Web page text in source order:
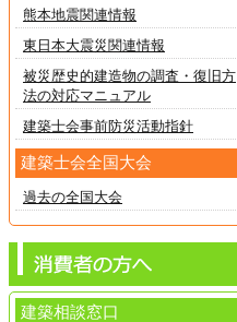
熊本地震関連情報
東日本大震災関連情報
被災歴史的建造物の調査・復旧方
法の対応マニュアル
建築士会事前防災活動指針
建築士会全国大会
過去の全国大会
建築相談窓口